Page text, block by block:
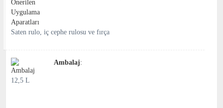
Saten rulo, iç cephe rulosu ve fırça
Ambalaj:
12,5 L